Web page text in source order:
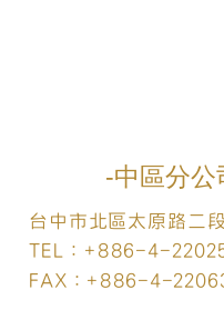
​-中區分公
台中市北區太原路二
TEL：+886-4-
FAX：+886-4-